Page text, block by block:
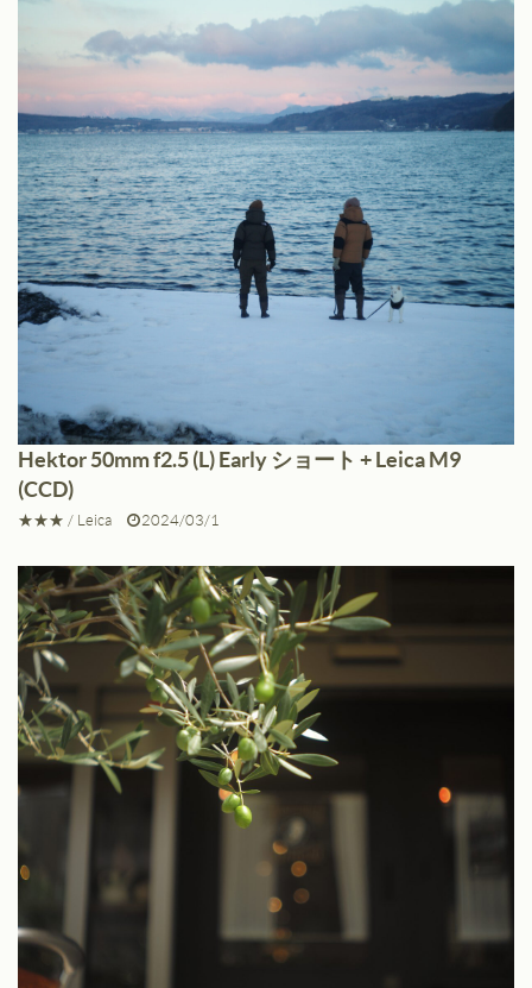
Hektor 50mm f2.5 (L) Early ショート + Leica M9
(CCD)
★★★ / Leica 2024/03/1